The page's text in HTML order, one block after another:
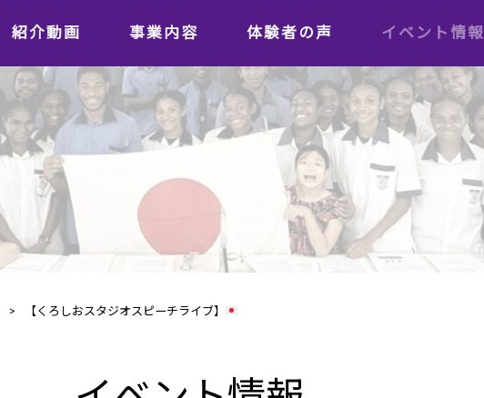
紹介動画 事業内容
体験者の声
学習者の声
日本語教師の声
イベント情報
> 【くろしおスタジオスピーチライブ】